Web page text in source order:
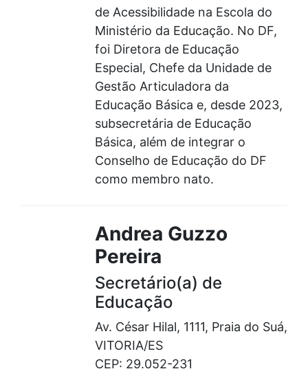
de Acessibilidade na Escola do
Ministério da Educação. No DF,
foi Diretora de Educação
Especial, Chefe da Unidade de
Gestão Articuladora da
Educação Básica e, desde 2023,
subsecretária de Educação
Básica, além de integrar o
Conselho de Educação do DF
como membro nato.
Andrea Guzzo
Pereira
Secretário(a) de
Educação
Av. César Hilal, 1111, Praia do Suá,
VITORIA/ES
CEP: 29.052-231